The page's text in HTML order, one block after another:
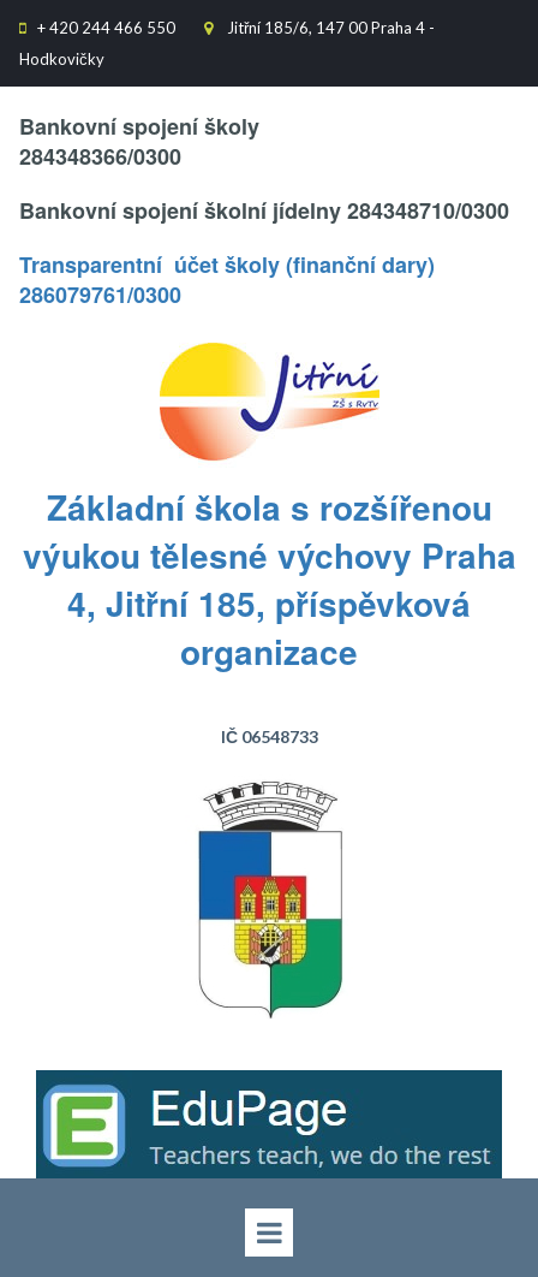
 +420 244 466 550 
Jitřní 185/6, 147 00 Praha 4 -
Hodkovičky
Bankovní spojení školy
284348366/0300
Bankovní spojení školní jídelny 284348710/0300
Transparentní účet školy (finanční dary)
286079761/0300
Základní škola s rozšířenou
výukou tělesné výchovy Praha
4, Jitřní 185, příspěvková
organizace
IČ 06548733